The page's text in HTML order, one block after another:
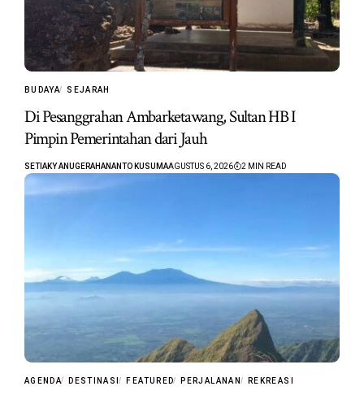
BUDAYA SEJARAH
Di Pesanggrahan Ambarketawang, Sultan HB I
Pimpin Pemerintahan dari Jauh
SETIAKY ANUGERAHANANTO KUSUMAAGUSTUS 6, 2026 2 MIN READ
AGENDA DESTINASI FEATURED PERJALANAN REKREASI